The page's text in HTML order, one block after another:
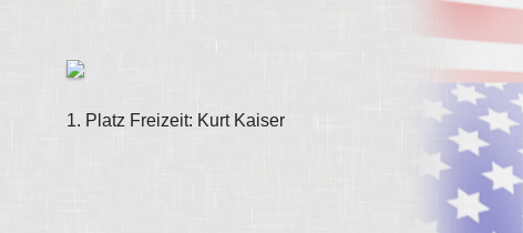
1. Platz Freizeit: Kurt Kaiser